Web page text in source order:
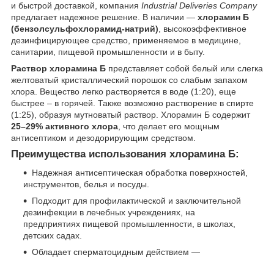
и быстрой доставкой, компания Industrial Deliveries Company
предлагает надежное решение. В наличии — хлорамин Б
(бензолсульфохлорамид-натрий), высокоэффективное
дезинфицирующее средство, применяемое в медицине,
санитарии, пищевой промышленности и в быту.
Раствор хлорамина Б представляет собой белый или слегка
желтоватый кристаллический порошок со слабым запахом
хлора. Вещество легко растворяется в воде (1:20), еще
быстрее – в горячей. Также возможно растворение в спирте
(1:25), образуя мутноватый раствор. Хлорамин Б содержит
25–29% активного хлора, что делает его мощным
антисептиком и дезодорирующим средством.
Преимущества использования хлорамина Б:
Надежная антисептическая обработка поверхностей,
инструментов, белья и посуды.
Подходит для профилактической и заключительной
дезинфекции в лечебных учреждениях, на
предприятиях пищевой промышленности, в школах,
детских садах.
Обладает сперматоцидным действием —